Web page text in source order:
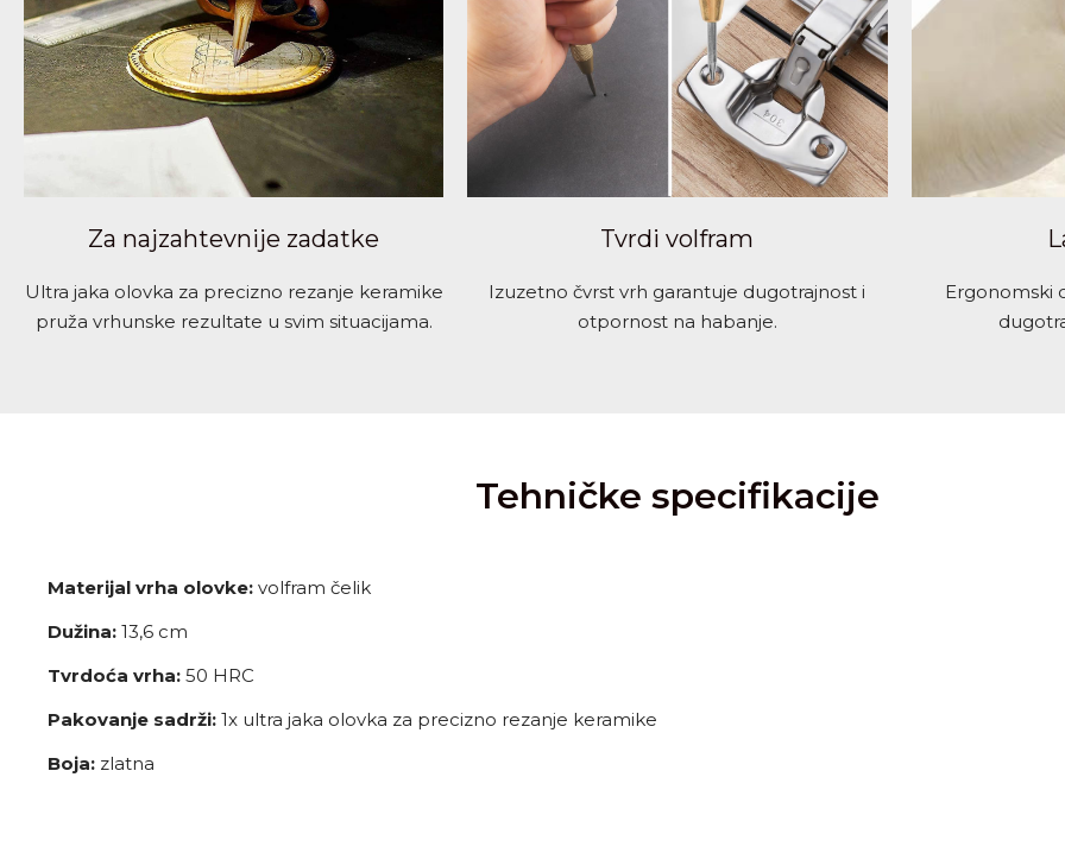
Za najzahtevnije zadatke
Ultra jaka olovka za precizno rezanje keramike
pruža vrhunske rezultate u svim situacijama.
Tvrdi volfram
Izuzetno čvrst vrh garantuje dugotrajnost i
otpornost na habanje.
Ergonomski
Tehničke specifikacije
Materijal vrha olovke: volfram čelik
Dužina: 13,6 cm
Tvrdoća vrha: 50 HRC
Pakovanje sadrži: 1x ultra jaka olovka za precizno rezanje keramike
Boja: zlatna